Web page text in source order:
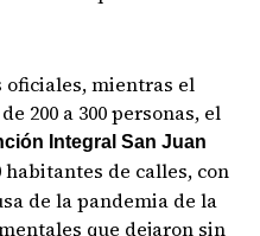
oficiales, mientras el
200 a 300 personas, el
Integral San Juan
habitantes de calles, con
de la pandemia de la
que dejaron sin